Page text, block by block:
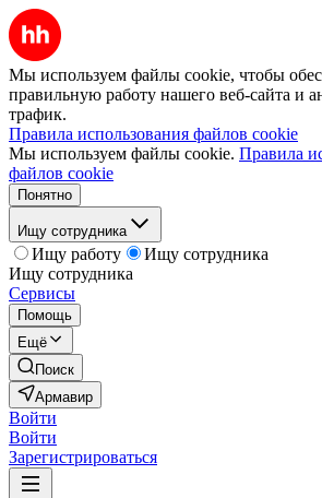
Мы используем файлы cookie, чтобы
правильную работу нашего веб-сайта и
трафик.
Правила использования файлов cookie
Мы используем файлы cookie. Правила
файлов cookie
Понятно
Ищу сотрудника
Ищу работу
Ищу сотрудника
Ищу сотрудника
Сервисы
Помощь
Ещё
Поиск
Армавир
Войти
Войти
Зарегистрироваться